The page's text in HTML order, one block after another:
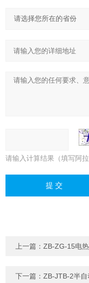
请输入计算结果（填写阿
上一篇：ZB-ZG-15电
下一篇：ZB-JTB-2半